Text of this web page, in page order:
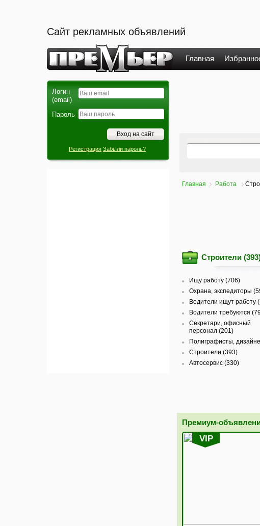
Сайт рекламных объявлений
Главная
Логин
(email)
Пароль
Регистрация Забыли пароль?
Главная Работа
Строители
Ищу работу (706)
Охрана, экспедиторы
Водители ищут работу
Водители требуются
Секретари, офисный
персонал (201)
Полиграфисты,
Строители (393)
Автосервис (330)
Премиум-
VIP